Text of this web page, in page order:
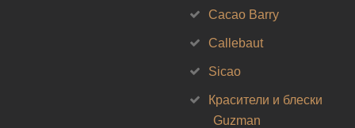
Cacao Barry
Callebaut
Sicao
Красители и блески
Guzman